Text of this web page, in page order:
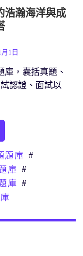
浩瀚海洋與成
1日
，囊括真題、
認證、面試以
題庫 #
庫 #
庫 #